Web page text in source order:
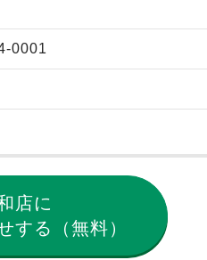
0001
店に
する（無料）